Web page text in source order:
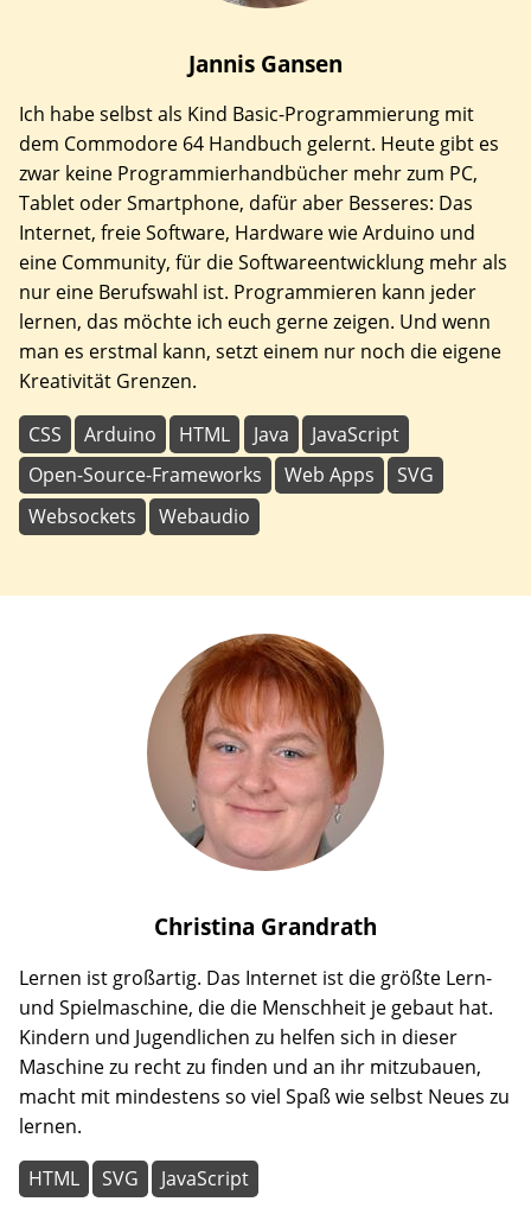
Jannis Gansen
Ich habe selbst als Kind Basic-Programmierung mit
dem Commodore 64 Handbuch gelernt. Heute gibt es
zwar keine Programmierhandbücher mehr zum PC,
Tablet oder Smartphone, dafür aber Besseres: Das
Internet, freie Software, Hardware wie Arduino und
eine Community, für die Softwareentwicklung mehr als
nur eine Berufswahl ist. Programmieren kann jeder
lernen, das möchte ich euch gerne zeigen. Und wenn
man es erstmal kann, setzt einem nur noch die eigene
Kreativität Grenzen.
CSS Arduino HTML Java
JavaScript
Open-Source-Frameworks
Web Apps
SVG
Websockets
Webaudio
Christina Grandrath
Lernen ist großartig. Das Internet ist die größte Lern-
und Spielmaschine, die die Menschheit je gebaut hat.
Kindern und Jugendlichen zu helfen sich in dieser
Maschine zu recht zu finden und an ihr mitzubauen,
macht mit mindestens so viel Spaß wie selbst Neues zu
lernen.
HTML SVG JavaScript